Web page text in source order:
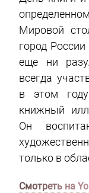
Мировой
город
еще ни
всегда
в этом
книжный
Он
только в
Смотреть на